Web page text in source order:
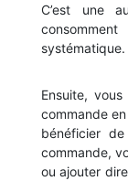
C’est une
systématique.
Ensuite,
commande
bénéficier
commande,
ou ajouter